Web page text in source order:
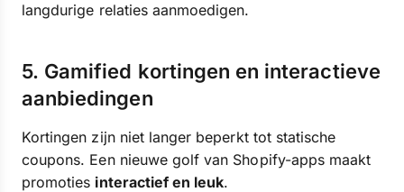
langdurige relaties aanmoedigen.
5. Gamified kortingen en interactieve
aanbiedingen
Kortingen zijn niet langer beperkt tot statische
coupons. Een nieuwe golf van Shopify-apps maakt
promoties interactief en leuk.